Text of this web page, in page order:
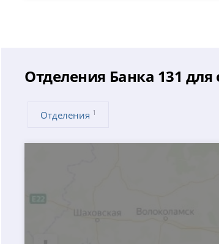
Отделения Банка 131
Отделения 1